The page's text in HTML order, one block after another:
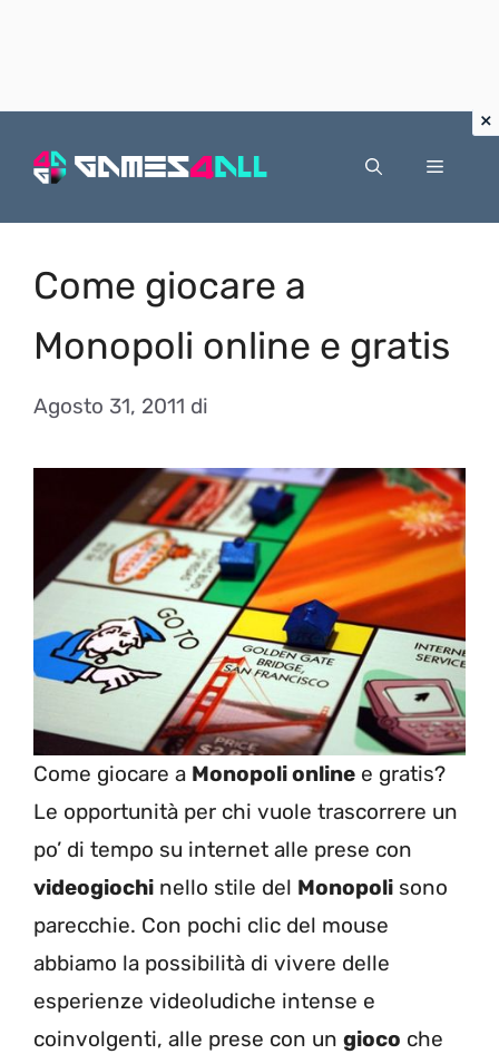
Menu
Come giocare a
Monopoli online e gratis
Agosto 31, 2011 di
Come giocare a Monopoli online e gratis?
Le opportunità per chi vuole trascorrere un
po’ di tempo su internet alle prese con
videogiochi nello stile del Monopoli sono
parecchie. Con pochi clic del mouse
abbiamo la possibilità di vivere delle
esperienze videoludiche intense e
coinvolgenti, alle prese con un gioco che